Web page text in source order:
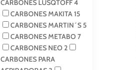
CARBONES LUSQTOFF4
CARBONES MAKITA15
CARBONES MARTIN´S 5
CARBONES METABO7
CARBONES NEO2
CARBONES PARA